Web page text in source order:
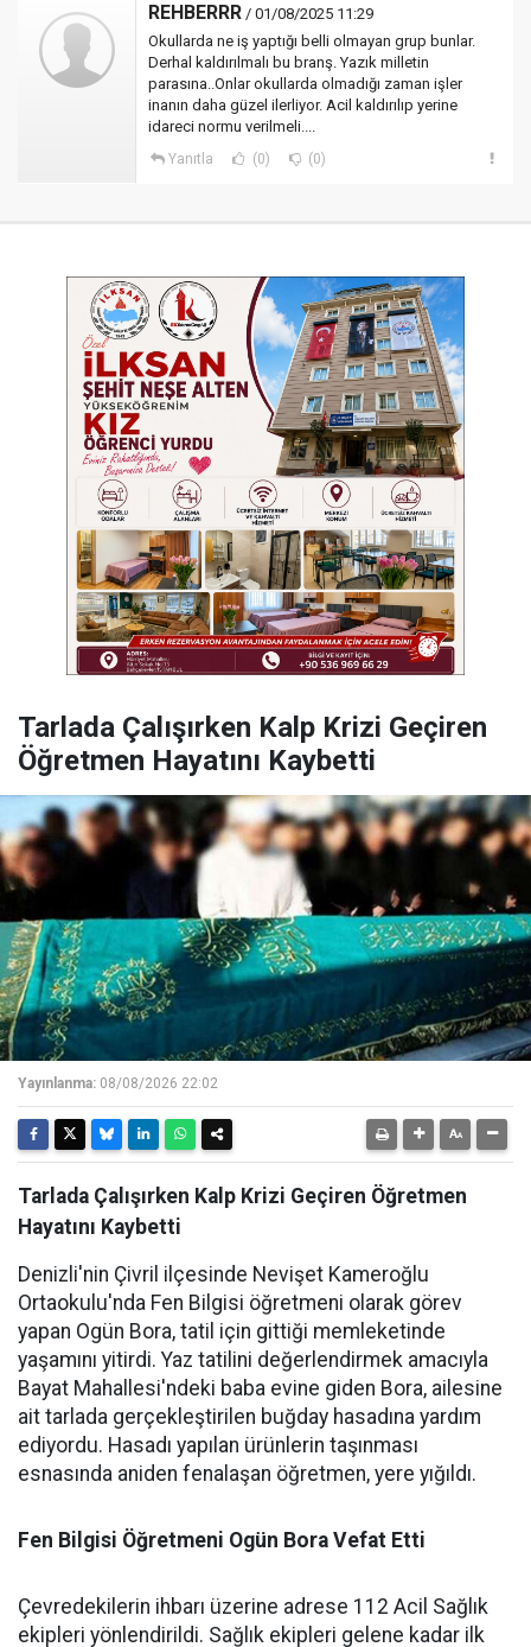
REHBERRR / 01/08/2025 11:29
Okullarda ne iş yaptığı belli olmayan grup bunlar.
Derhal kaldırılmalı bu branş. Yazık milletin
parasına..Onlar okullarda olmadığı zaman işler
inanın daha güzel ilerliyor. Acil kaldırılıp yerine
idareci normu verilmeli....
Yanıtla (0) (0)
Tarlada Çalışırken Kalp Krizi Geçiren
Öğretmen Hayatını Kaybetti
Yayınlanma: 08/08/2026 22:02
Tarlada Çalışırken Kalp Krizi Geçiren Öğretmen
Hayatını Kaybetti
Denizli'nin Çivril ilçesinde Nevişet Kameroğlu
Ortaokulu'nda Fen Bilgisi öğretmeni olarak görev
yapan Ogün Bora, tatil için gittiği memleketinde
yaşamını yitirdi. Yaz tatilini değerlendirmek amacıyla
Bayat Mahallesi'ndeki baba evine giden Bora, ailesine
ait tarlada gerçekleştirilen buğday hasadına yardım
ediyordu. Hasadı yapılan ürünlerin taşınması
esnasında aniden fenalaşan öğretmen, yere yığıldı.
Fen Bilgisi Öğretmeni Ogün Bora Vefat Etti
Çevredekilerin ihbarı üzerine adrese 112 Acil Sağlık
ekipleri yönlendirildi. Sağlık ekipleri gelene kadar ilk